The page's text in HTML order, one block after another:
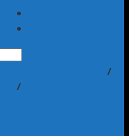
pool Filters
/
/